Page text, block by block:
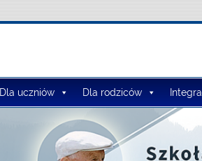
Dla uczniów Dla rodziców